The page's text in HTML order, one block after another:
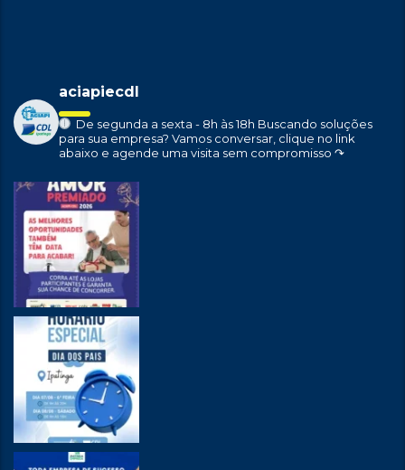
aciapiecdl
De segunda a sexta - 8h às 18h Buscando soluções
para sua empresa? Vamos conversar, clique no link
abaixo e agende uma visita sem compromisso ↷